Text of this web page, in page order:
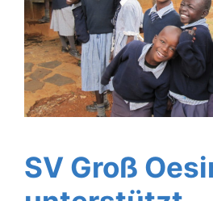
SV Groß